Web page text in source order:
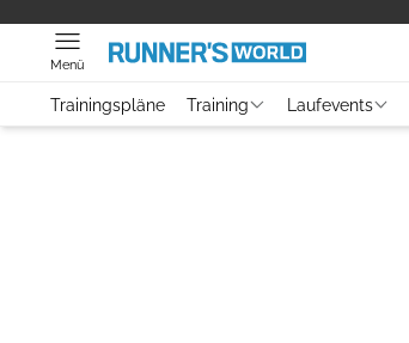
Menü
Trainingspläne Training Laufevents